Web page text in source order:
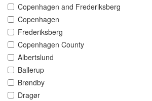
Copenhagen and Frederiksberg
Copenhagen
Frederiksberg
Copenhagen County
Albertslund
Ballerup
Brøndby
Dragør